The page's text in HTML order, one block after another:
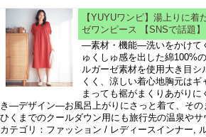
【YUYUワンピ】湯上りに着
ゼワンピース 【SNSで話題】
―素材・機能―洗いをかけて
ゅくしゅ感を出した綿100%
ルガーゼ素材を使用大き目
くく、涼しい着心地胸元は
まっても裾がまくりあがり
き―デザイン―お風呂上がりにさっと着て、その
ひくまでのクールダウン用にも旅行先の温泉やサ
カテゴリ：ファッション / レディースインナー,